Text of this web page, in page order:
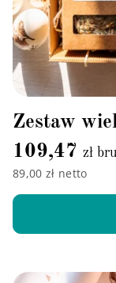
Zestaw
109,47 zł
89,00 zł netto